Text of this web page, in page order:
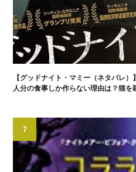
【グッドナイト・マミー（ネタバレ
人分の食事しか作らない理由は？猫を
7